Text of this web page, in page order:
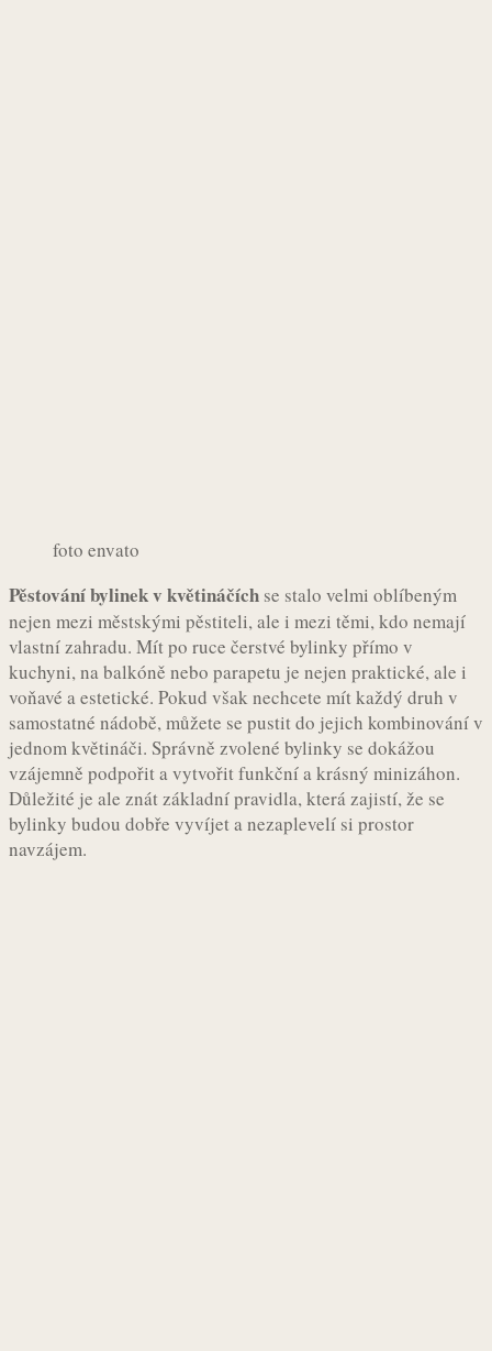
foto envato
Pěstování bylinek v květináčích se stalo velmi oblíbeným
nejen mezi městskými pěstiteli, ale i mezi těmi, kdo nemají
vlastní zahradu. Mít po ruce čerstvé bylinky přímo v
kuchyni, na balkóně nebo parapetu je nejen praktické, ale i
voňavé a estetické. Pokud však nechcete mít každý druh v
samostatné nádobě, můžete se pustit do jejich kombinování v
jednom květináči. Správně zvolené bylinky se dokážou
vzájemně podpořit a vytvořit funkční a krásný minizáhon.
Důležité je ale znát základní pravidla, která zajistí, že se
bylinky budou dobře vyvíjet a nezaplevelí si prostor
navzájem.